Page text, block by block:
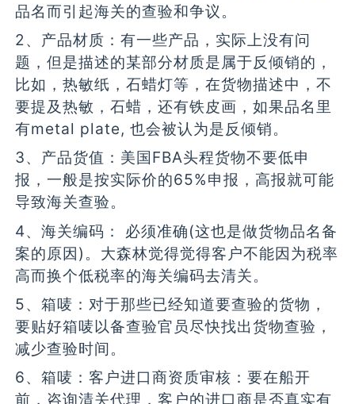
品名而引起海关的查验和争议。
2、产品材质：有一些产品，实际上没有问
题，但是描述的某部分材质是属于反倾销的，
比如，热敏纸，石蜡灯等，在货物描述中，不
要提及热敏，石蜡，还有铁皮画，如果品名里
有metal plate, 也会被认为是反倾销。
3、产品货值：美国FBA头程货物不要低申
报，一般是按实际价的65%申报，高报就可能
导致海关查验。
4、海关编码： 必须准确(这也是做货物品名备
案的原因)。大森林觉得觉得客户不能因为税率
高而换个低税率的海关编码去清关。
5、箱唛：对于那些已经知道要查验的货物，
要贴好箱唛以备查验官员尽快找出货物查验，
减少查验时间。
6、箱唛：客户进口商资质审核：要在船开
前，咨询清关代理，客户的进口商是否真实有